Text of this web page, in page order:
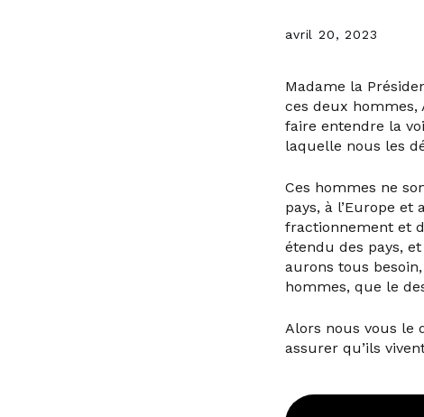
avril 20, 2023
Madame la
ces deux hommes,
faire entendre la
laquelle nous les
Ces hommes ne
pays, à l’Europe
fractionnement et
étendu des pays,
aurons tous
hommes, que le
Alors nous vous le
assurer qu’ils